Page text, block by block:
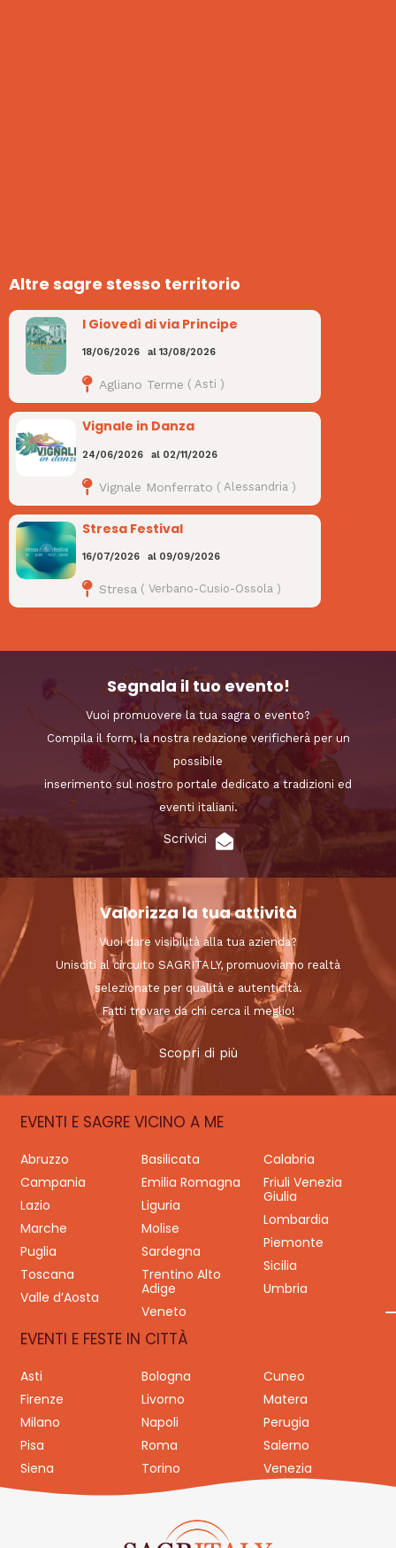
Altre sagre stesso territorio
I Giovedì di via Principe
18/06/2026 al 13/08/2026
Agliano Terme ( Asti )
Vignale in Danza
24/06/2026 al 02/11/2026
Vignale Monferrato ( Alessandria )
Stresa Festival
16/07/2026 al 09/09/2026
Stresa ( Verbano-Cusio-Ossola)
Segnala il tuo evento!
Vuoi promuovere la tua sagra o evento?
Compila il form, la nostra redazione verificherà per un
possibile
inserimento sul nostro portale dedicato a tradizioni ed
eventi italiani.
Scrivici
Valorizza la tua attività
Vuoi dare visibilità alla tua azienda?
Unisciti al circuito SAGRITALY, promuoviamo realtà
selezionate per qualità e autenticità.
Fatti trovare da chi cerca il meglio!
Scopri di più
EVENTI E SAGRE VICINO A ME
Abruzzo Basilicata
Calabria
Campania
Emilia Romagna
Friuli Venezia
Giulia
Lazio
Liguria
Lombardia
Marche
Molise
Piemonte
Puglia
Sardegna
Sicilia
Toscana
Trentino Alto
Adige
Umbria
Valle d’Aosta
Veneto
EVENTI E FESTE IN CITTÀ
Asti Bologna
Cuneo
Firenze
Livorno
Matera
Milano
Napoli
Perugia
Pisa
Roma
Salerno
Siena
Torino Venezia